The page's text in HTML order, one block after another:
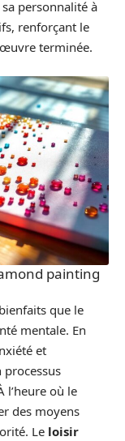
personnalité à
renforçant le
terminée.
painting
que le
mentale. En
et
processus
l’heure où le
des moyens
Le loisir